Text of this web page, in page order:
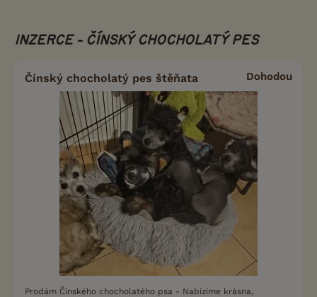
INZERCE - ČÍNSKÝ CHOCHOLATÝ PES
Čínský chocholatý pes štěňata Dohodou
Prodám Čínského chocholatého psa - Nabízíme krásna,